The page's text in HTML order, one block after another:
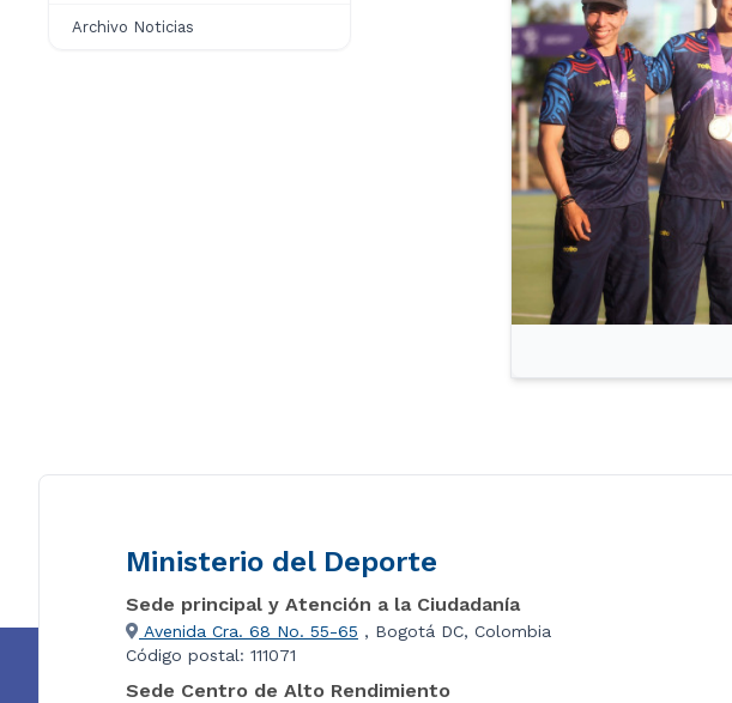
Archivo Noticias
Ministerio del Deporte
Sede principal y Atención a la Ciudadanía
Avenida Cra. 68 No. 55-65 , Bogotá DC, Colombia
Código postal: 111071
Sede Centro de Alto Rendimiento